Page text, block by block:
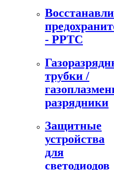
- PPTC
трубки /
разрядники
Защитные
устройства
для
светодиодов